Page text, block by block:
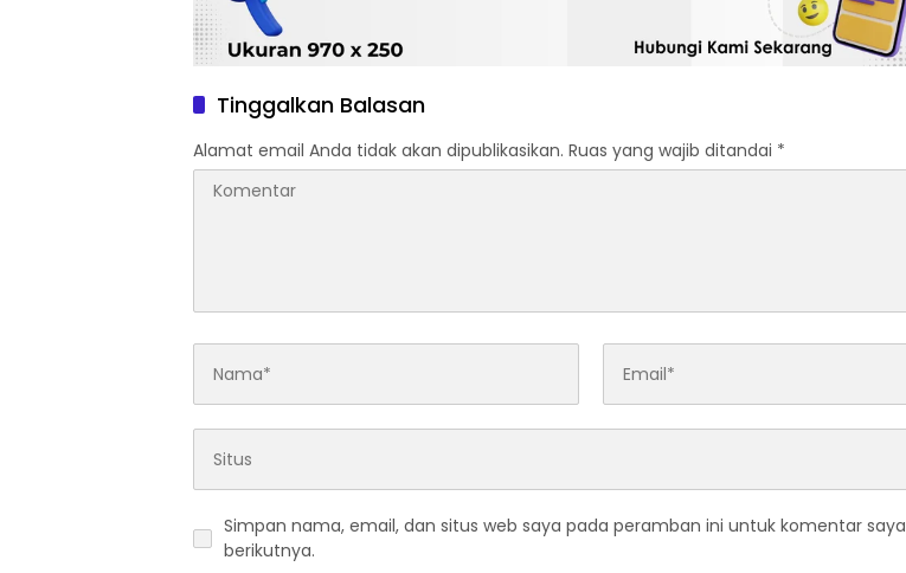
Tinggalkan Balasan
Alamat email Anda tidak akan dipublikasikan. Ruas yang wajib ditandai *
Simpan nama, email, dan situs web saya pada peramban ini untuk komentar saya
berikutnya.